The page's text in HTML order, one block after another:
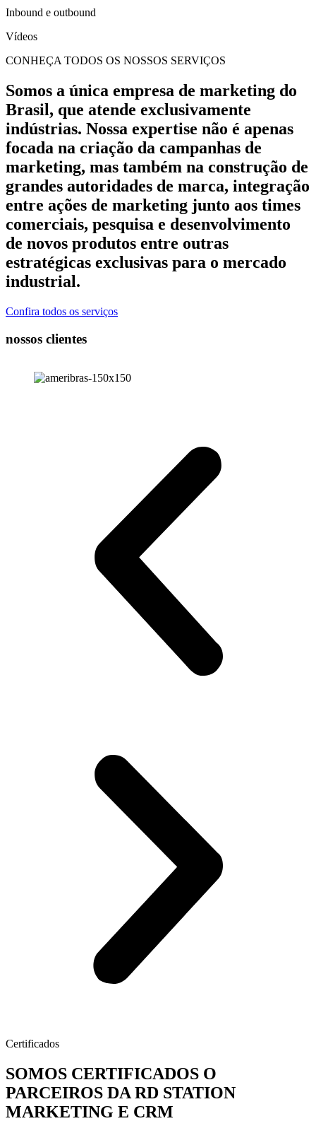
Inbound e outbound
Vídeos
CONHEÇA TODOS OS NOSSOS SERVIÇOS
Somos a única empresa de marketing do
Brasil, que atende exclusivamente
indústrias. Nossa expertise não é apenas
focada na criação da campanhas de
marketing, mas também na construção de
grandes autoridades de marca, integração
entre ações de marketing junto aos times
comerciais, pesquisa e desenvolvimento
de novos produtos entre outras
estratégicas exclusivas para o mercado
industrial.
Confira todos os serviços
nossos clientes
Certificados
SOMOS CERTIFICADOS O
PARCEIROS DA RD STATION
MARKETING E CRM